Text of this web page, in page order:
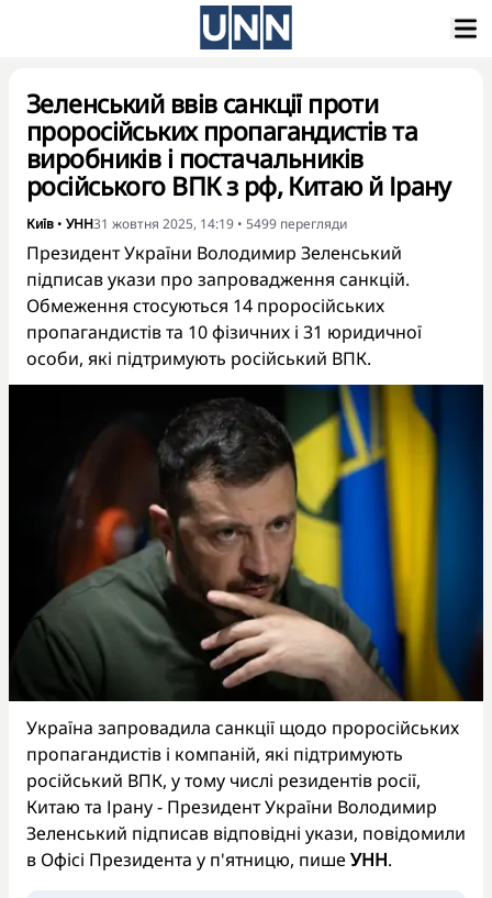
Зеленський ввів санкції проти
проросійських пропагандистів та
виробників і постачальників
російського ВПК з рф, Китаю й Ірану
Київ • УНН31 жовтня 2025, 14:19 • 5499 перегляди
Президент України Володимир Зеленський
підписав укази про запровадження санкцій.
Обмеження стосуються 14 проросійських
пропагандистів та 10 фізичних і 31 юридичної
особи, які підтримують російський ВПК.
Україна запровадила санкції щодо проросійських
пропагандистів і компаній, які підтримують
російський ВПК, у тому числі резидентів росії,
Китаю та Ірану - Президент України Володимир
Зеленський підписав відповідні укази, повідомили
в Офісі Президента у п'ятницю, пише УНН.